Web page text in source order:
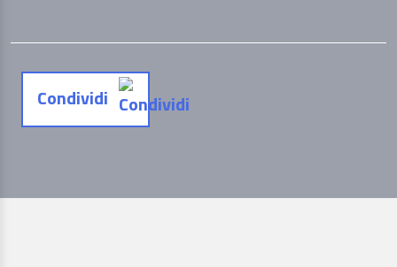
Condividi